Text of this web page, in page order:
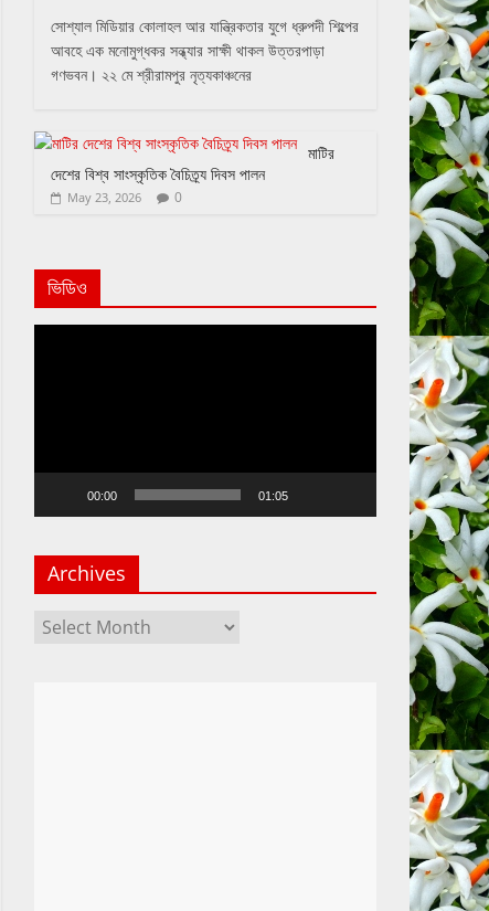
সোশ্যাল মিডিয়ার কোলাহল আর যান্ত্রিকতার যুগে ধ্রুপদী শিল্পের
আবহে এক মনোমুগ্ধকর সন্ধ্যার সাক্ষী থাকল উত্তরপাড়া
গণভবন। ২২ মে শ্রীরামপুর নৃত্যকাঞ্চনের
মাটির
দেশের বিশ্ব সাংস্কৃতিক বৈচিত্র্য দিবস পালন
May 23, 2026 0
ভিডিও
00:00 01:05
Archives
Archives